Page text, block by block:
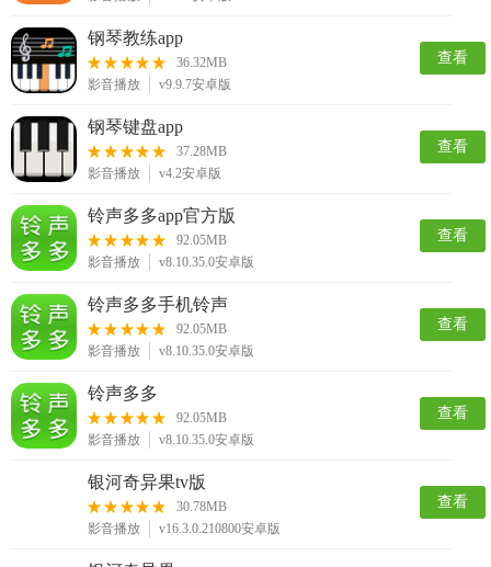
钢琴教练app
36.32MB
影音播放
v9.9.7安卓版
查看
钢琴键盘app
37.28MB
影音播放
v4.2安卓版
查看
铃声多多app官方版
92.05MB
影音播放
v8.10.35.0安卓版
查看
铃声多多手机铃声
92.05MB
影音播放
v8.10.35.0安卓版
查看
铃声多多
92.05MB
影音播放
v8.10.35.0安卓版
查看
银河奇异果tv版
30.78MB
影音播放
v16.3.0.210800安卓版
查看